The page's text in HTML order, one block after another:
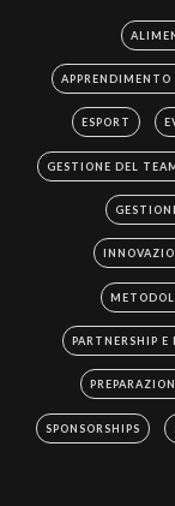
ESPORT
GESTIONE DEL
PARTNERSHIP E
SPONSORSHIPS